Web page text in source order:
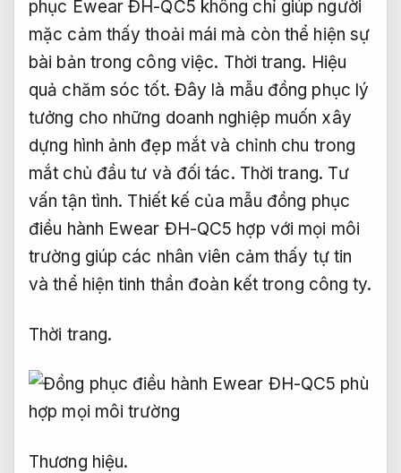
phục Ewear ĐH-QC5 không chỉ giúp người
mặc cảm thấy thoải mái mà còn thể hiện sự
bài bản trong công việc. Thời trang. Hiệu
quả chăm sóc tốt. Đây là mẫu đồng phục lý
tưởng cho những doanh nghiệp muốn xây
dựng hình ảnh đẹp mắt và chỉnh chu trong
mắt chủ đầu tư và đối tác. Thời trang. Tư
vấn tận tình. Thiết kế của mẫu đồng phục
điều hành Ewear ĐH-QC5 hợp với mọi môi
trường giúp các nhân viên cảm thấy tự tin
và thể hiện tinh thần đoàn kết trong công ty.
Thời trang.
Thương hiệu.